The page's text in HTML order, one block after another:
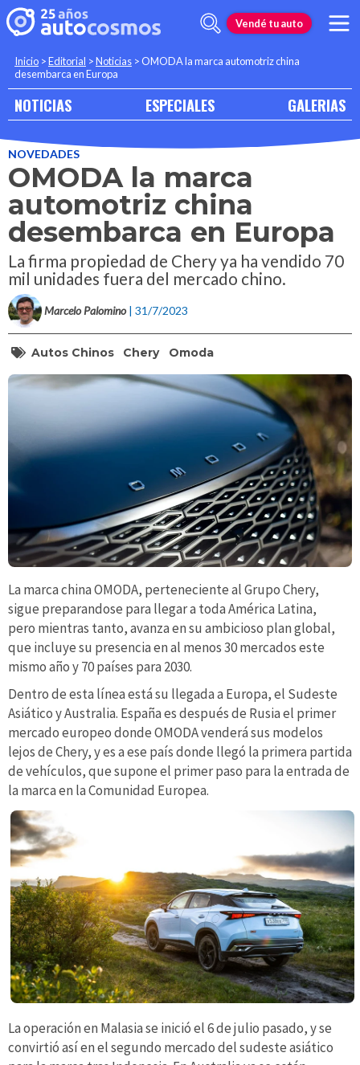
Vendé tu auto
Inicio >Editorial >Noticias >OMODA la marca automotriz china
desembarca en Europa
NOTICIAS ESPECIALES GALERIAS
NOVEDADES
OMODA la marca
automotriz china
desembarca en Europa
La firma propiedad de Chery ya ha vendido 70
mil unidades fuera del mercado chino.
Marcelo Palomino | 31/7/2023
Autos Chinos Chery Omoda
La marca china OMODA, perteneciente al Grupo Chery,
sigue preparandose para llegar a toda América Latina,
pero mientras tanto, avanza en su ambicioso plan global,
que incluye su presencia en al menos 30 mercados este
mismo año y 70 países para 2030.
Dentro de esta línea está su llegada a Europa, el Sudeste
Asiático y Australia. España es después de Rusia el primer
mercado europeo donde OMODA venderá sus modelos
lejos de Chery, y es a ese país donde llegó la primera partida
de vehículos, que supone el primer paso para la entrada de
la marca en la Comunidad Europea.
La operación en Malasia se inició el 6 de julio pasado, y se
convirtió así en el segundo mercado del sudeste asiático